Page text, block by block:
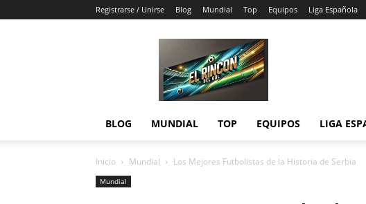
Registrarse / Unirse Blog Mundial Top Equipos Liga Española
Rincón
del
Gol
BLOG MUNDIAL TOP EQUIPOS LIGA
Inicio Mundial Los Mejores Futbolistas de la Historia de Serbia
Mundial